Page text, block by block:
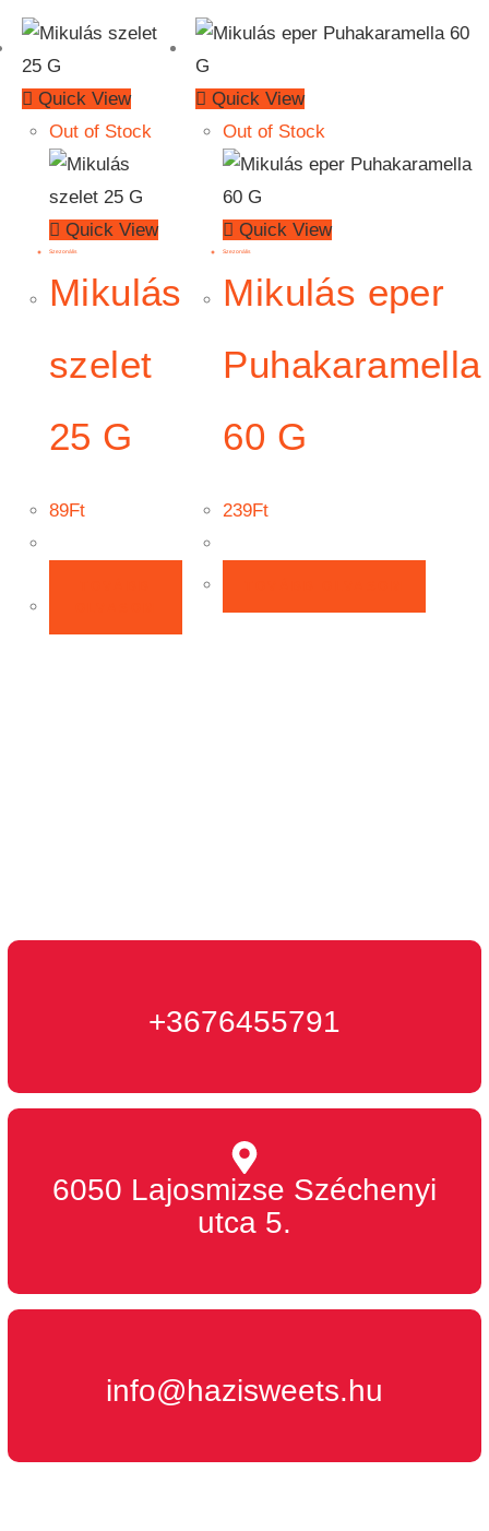
Quick View
Out of Stock
Quick View
Szezonális
Mikulás
szelet
25 G
89Ft
Quick View
Out of Stock
Quick View
Szezonális
Mikulás eper
Puhakaramella
60 G
239Ft
+3676455791
6050 Lajosmizse Széchenyi
utca 5.
info@hazisweets.hu